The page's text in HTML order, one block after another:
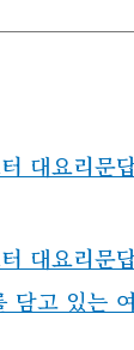
대요리문
대요리문
담고 있는